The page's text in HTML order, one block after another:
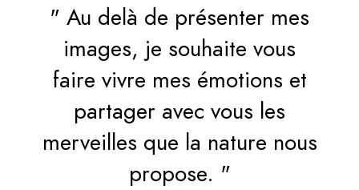
" Au delà de présenter mes
images, je souhaite vous
faire vivre mes émotions et
partager avec vous les
merveilles que la nature nous
propose. "